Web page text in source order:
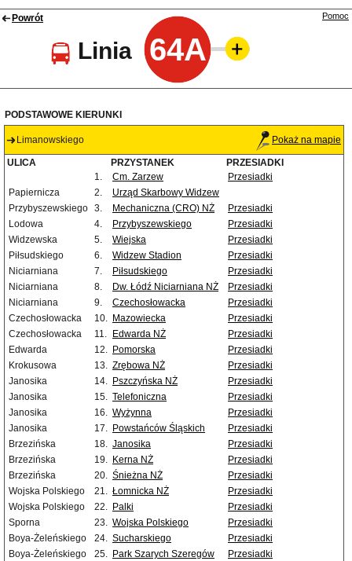
Powrót
Linia 64A
Pomoc
PODSTAWOWE KIERUNKI
Limanowskiego Pokaż na mapie
ULICA PRZYSTANEK
PRZESIADKI
1.
Cm. Zarzew
Przesiadki
Papiernicza
2.
Urząd Skarbowy Widzew
Przybyszewskiego 3. Mechaniczna (CRO) NŻ
Przesiadki
Lodowa
4. Przybyszewskiego
Przesiadki
Widzewska
5. Wiejska
Przesiadki
Piłsudskiego
6. Widzew Stadion
Przesiadki
Niciarniana
7. Piłsudskiego
Przesiadki
Niciarniana
8. Dw. Łódź Niciarniana NŻ
Przesiadki
Niciarniana
9. Czechosłowacka
Przesiadki
Czechosłowacka
10. Mazowiecka
Przesiadki
Czechosłowacka
11. Edwarda NŻ
Przesiadki
Edwarda
12. Pomorska
Przesiadki
Krokusowa
13. Zrębowa NŻ
Przesiadki
Janosika
14. Pszczyńska NŻ
Przesiadki
Janosika
15. Telefoniczna
Przesiadki
Janosika
16. Wyżynna
Przesiadki
Janosika
17. Powstańców Śląskich
Przesiadki
Brzezińska
18. Janosika
Przesiadki
Brzezińska
19. Kerna NŻ
Przesiadki
Brzezińska
20. Śnieżna NŻ
Przesiadki
Wojska Polskiego
21. Łomnicka NŻ
Przesiadki
Wojska Polskiego
22. Palki
Przesiadki
Sporna
23. Wojska Polskiego
Przesiadki
Boya-Żeleńskiego
24. Sucharskiego
Przesiadki
Boya-Żeleńskiego
25. Park Szarych Szeregów
Przesiadki